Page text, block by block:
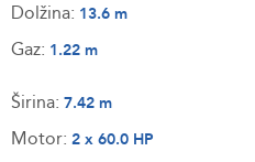
Dolžina: 13.6 m
Gaz: 1.22 m
Širina: 7.42 m
Motor: 2 x 60.0 HP